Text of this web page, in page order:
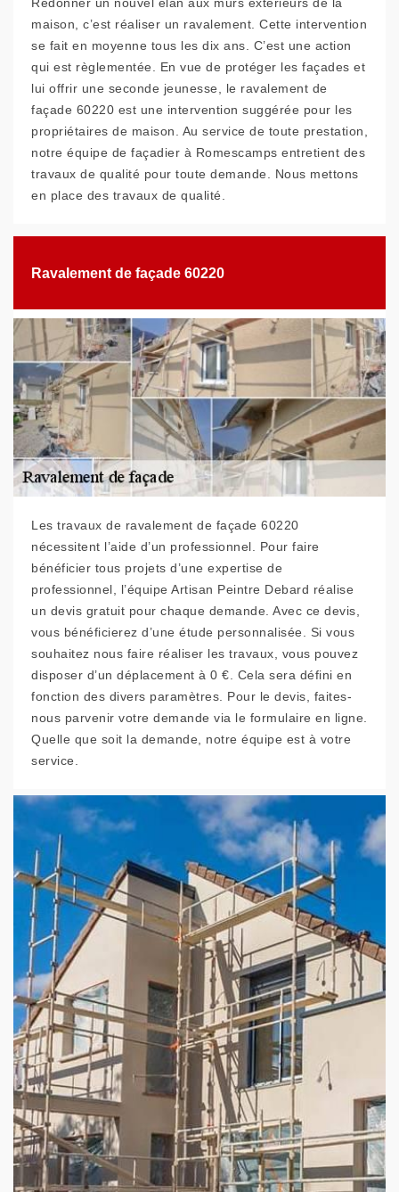
maison, c’est réaliser un ravalement. Cette intervention
se fait en moyenne tous les dix ans. C’est une action
qui est règlementée. En vue de protéger les façades et
lui offrir une seconde jeunesse, le ravalement de
façade 60220 est une intervention suggérée pour les
propriétaires de maison. Au service de toute prestation,
notre équipe de façadier à Romescamps entretient des
travaux de qualité pour toute demande. Nous mettons
en place des travaux de qualité.
Ravalement de façade 60220
Les travaux de ravalement de façade 60220
nécessitent l’aide d’un professionnel. Pour faire
bénéficier tous projets d’une expertise de
professionnel, l’équipe Artisan Peintre Debard réalise
un devis gratuit pour chaque demande. Avec ce devis,
vous bénéficierez d’une étude personnalisée. Si vous
souhaitez nous faire réaliser les travaux, vous pouvez
disposer d’un déplacement à 0 €. Cela sera défini en
fonction des divers paramètres. Pour le devis, faites-
nous parvenir votre demande via le formulaire en ligne.
Quelle que soit la demande, notre équipe est à votre
service.